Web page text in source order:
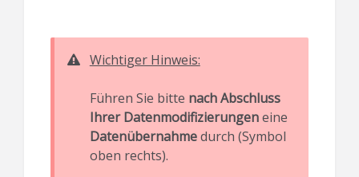
Wichtiger Hinweis:
Führen Sie bitte nach Abschluss
Ihrer Datenmodifizierungeneine
Datenübernahmedurch (Symbol
oben rechts).